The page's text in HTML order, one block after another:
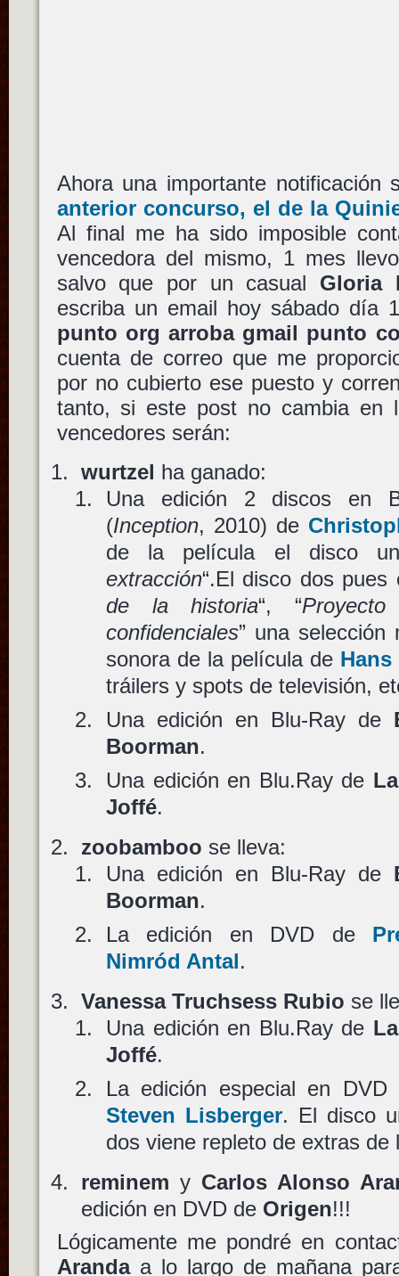
Ahora una importante notificación
anterior concurso, el de la
Al final me ha sido imposible
vencedora del mismo, 1 mes
salvo que por un casual Gloria
escriba un email hoy sábado día
punto org arroba gmail punto
cuenta de correo que me
por no cubierto ese puesto y
tanto, si este post no cambia en
vencedores serán:
wurtzel ha ganado:
Una edición 2 discos en
(Inception, 2010) de
de la película el disco
extracción“.El disco dos pues
de la historia“, “
confidenciales” una selección
sonora de la película de Hans
tráilers y spots de televisión,
Una edición en Blu-Ray de
Boorman.
Una edición en Blu.Ray de
Joffé.
zoobamboo se lleva:
Una edición en Blu-Ray de
Boorman.
La edición en DVD de
Nimród Antal.
Vanessa Truchsess Rubio se
Una edición en Blu.Ray de
Joffé.
La edición especial en
Steven Lisberger. El disco
dos viene repleto de extras de
reminem y Carlos Alonso
edición en DVD de Origen!!!
Lógicamente me pondré en
Arandaa lo largo de mañana